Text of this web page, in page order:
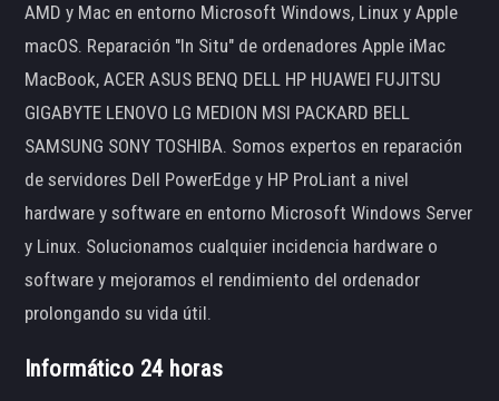
AMD y Mac en entorno Microsoft Windows, Linux y Apple
macOS. Reparación "In Situ" de ordenadores Apple iMac
MacBook, ACER ASUS BENQ DELL HP HUAWEI FUJITSU
GIGABYTE LENOVO LG MEDION MSI PACKARD BELL
SAMSUNG SONY TOSHIBA. Somos expertos en reparación
de servidores Dell PowerEdge y HP ProLiant a nivel
hardware y software en entorno Microsoft Windows Server
y Linux. Solucionamos cualquier incidencia hardware o
software y mejoramos el rendimiento del ordenador
prolongando su vida útil.
Informático 24 horas